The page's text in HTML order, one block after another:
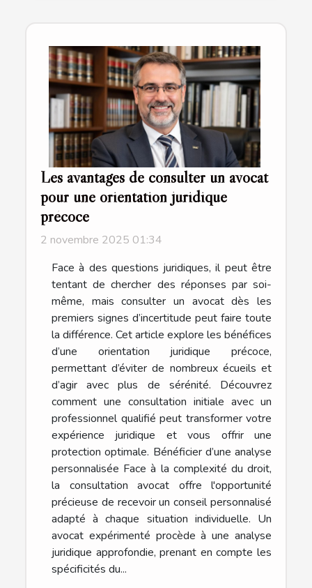
Les avantages de consulter un avocat
pour une orientation juridique
précoce
2 novembre 2025 01:34
Face à des questions juridiques, il peut être
tentant de chercher des réponses par soi-
même, mais consulter un avocat dès les
premiers signes d’incertitude peut faire toute
la différence. Cet article explore les bénéfices
d’une orientation juridique précoce,
permettant d’éviter de nombreux écueils et
d’agir avec plus de sérénité. Découvrez
comment une consultation initiale avec un
professionnel qualifié peut transformer votre
expérience juridique et vous offrir une
protection optimale. Bénéficier d’une analyse
personnalisée Face à la complexité du droit,
la consultation avocat offre l'opportunité
précieuse de recevoir un conseil personnalisé
adapté à chaque situation individuelle. Un
avocat expérimenté procède à une analyse
juridique approfondie, prenant en compte les
spécificités du...